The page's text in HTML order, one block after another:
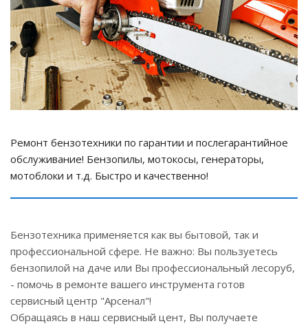
Ремонт бензотехники по гарантии и послегарантийное
обслуживание! Бензопилы, мотокосы, генераторы,
мотоблоки и т.д. Быстро и качественно!
Бензотехника применяется как вы бытовой, так и
профессиональной сфере. Не важно: Вы пользуетесь
бензопилой на даче или Вы профессиональный лесоруб,
- помочь в ремонте вашего инструмента готов
сервисный центр "Арсенал"!
Обращаясь в наш сервисный цент, Вы получаете